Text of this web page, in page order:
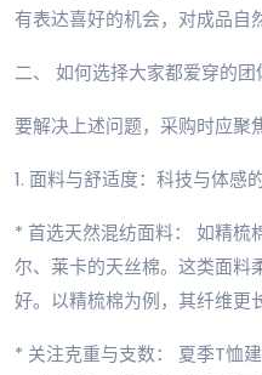
有表达喜好的机会，对成品自
二、 如何选择大家都爱穿的
要解决上述问题，采购时应聚
1. 面料与舒适度：科技与体感
* 首选天然混纺面料： 如精梳
尔、莱卡的天丝棉。这类面料
好。以精梳棉为例，其纤维更
* 关注克重与支数： 夏季T恤